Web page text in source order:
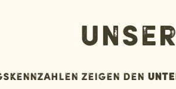
zeigen den